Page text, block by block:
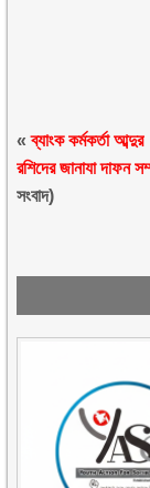
«ব্যাংক কর্মকর্তা আব্দুর
রশিদের জানাযা দাফন
সংবাদ)